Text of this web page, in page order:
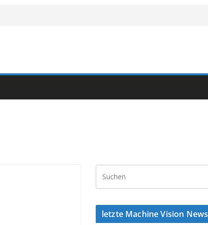
letzte Machine Vision News